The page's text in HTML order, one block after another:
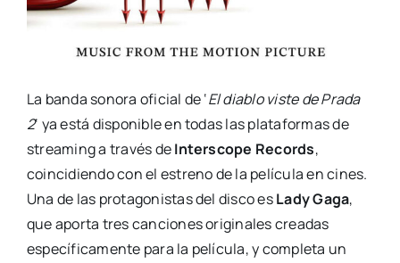
La banda sonora oficial de ‘El diablo viste de Prada
2‘ ya está disponible en todas las plataformas de
streaming a través deInterscope Records,
coincidiendo con el estreno de la película en cines.
Una de las protagonistas del disco esLady Gaga,
que aporta tres canciones originales creadas
específicamente para la película, y completa un